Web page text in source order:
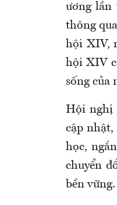
ương lần
thông
hội XIV,
hội XIV
sống của
Hội nghị
cập
học,
chuyển
bền vững.